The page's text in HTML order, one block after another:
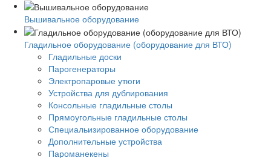
Вышивальное оборудование
Гладильное оборудование (оборудование для ВТО)
Гладильные доски
Парогенераторы
Электропаровые утюги
Устройства для дублирования
Консольные гладильные столы
Прямоугольные гладильные столы
Специальизированное оборудование
Дополнительные устройства
Пароманекены